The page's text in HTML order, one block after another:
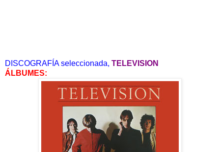
DISCOGRAFÍA seleccionada, TELEVISION
ÁLBUMES: